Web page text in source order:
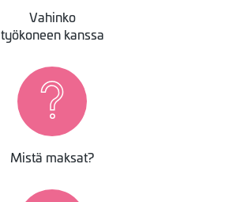
Vahinko
työkoneen kanssa
Image
Mistä maksat?